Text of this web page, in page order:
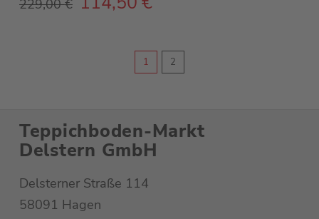
229,00€ Preis Preis
1 2
Teppichboden-Markt
Delstern GmbH
Delsterner Straße 114
58091 Hagen